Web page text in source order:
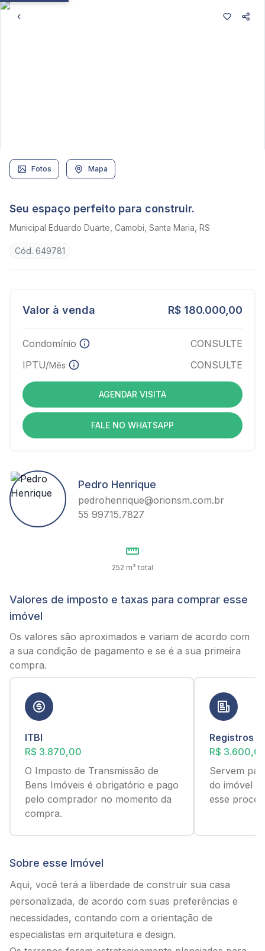
Fotos Mapa
Valor à venda R$ 180.000,00
Condomínio
CONSULTE
IPTU/Mês CONSULTE
AGENDAR VISITA
FALE NO WHATSAPP
Pedro Henrique
pedrohenrique@orionsm.com.br
55 99715.7827
Seu espaço perfeito para construir.
Municipal Eduardo Duarte, Camobi, Santa Maria, RS
Cód. 649781
252 m² total
Valores de imposto e taxas para comprar esse
imóvel
Os valores são aproximados e variam de acordo com
a sua condição de pagamento e se é a sua primeira
compra.
ITBI
R$ 3.870,00
O Imposto de Transmissão de
Bens Imóveis é obrigatório e pago
pelo comprador no momento da
compra.
Registros
R$
Servem
do imóvel
esse
Sobre esse Imóvel
Aqui, você terá a liberdade de construir sua casa
personalizada, de acordo com suas preferências e
necessidades, contando com a orientação de
especialistas em arquitetura e design.